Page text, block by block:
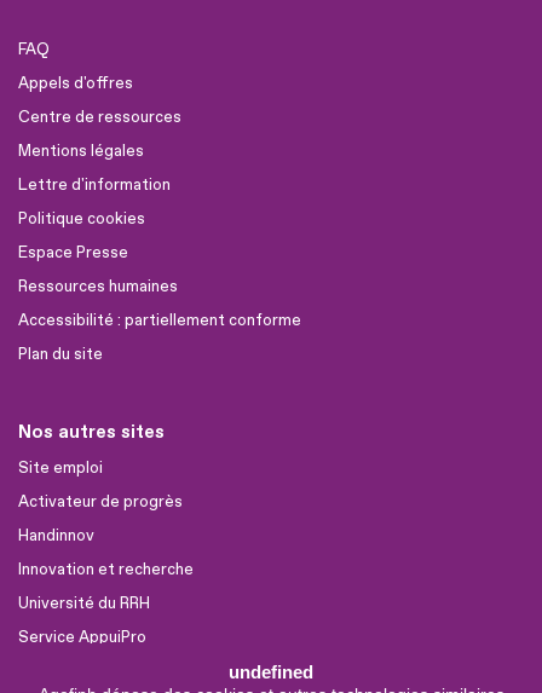
undefined
FAQ
Appels d'offres
Centre de ressources
Mentions légales
Lettre d'information
Politique cookies
Espace Presse
Ressources humaines
Accessibilité : partiellement conforme
Plan du site
Nos autres sites
Site emploi
Activateur de progrès
Handinnov
Innovation et recherche
Université du RRH
Service AppuiPro